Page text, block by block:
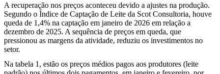
A recuperação nos preços aconteceu devido a ajustes na produção.
Segundo o Índice de Captação de Leite da Scot Consultoria, houve
queda de 1,4% na captação em janeiro de 2026 em relação a
dezembro de 2025. A sequência de preços em queda, que
pressionou as margens da atividade, reduziu os investimentos no
setor.
Na tabela 1, estão os preços médios pagos aos produtores (leite